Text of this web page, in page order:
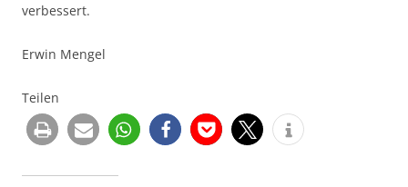
verbessert.
Erwin Mengel
Teilen